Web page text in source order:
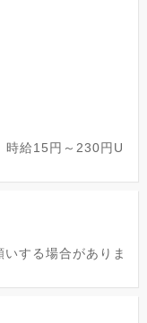
15円～230円U
する場合がありま